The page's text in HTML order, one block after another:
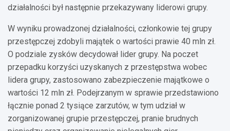
działalności był następnie przekazywany liderowi grupy.
W wyniku prowadzonej działalności, członkowie tej grupy
przestępczej zdobyli majątek o wartości prawie 40 mln zł.
O podziale zysków decydował lider grupy. Na poczet
przepadku korzyści uzyskanych z przestępstwa wobec
lidera grupy, zastosowano zabezpieczenie majątkowe o
wartości 12 mln zł. Podejrzanym w sprawie przedstawiono
łącznie ponad 2 tysiące zarzutów, w tym udział w
zorganizowanej grupie przestępczej, pranie brudnych